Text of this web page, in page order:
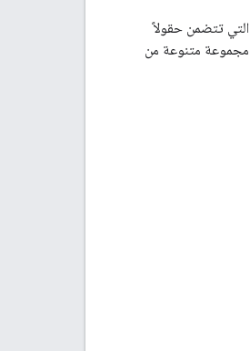
التي تتضمن حقولاً
مجموعة متنوعة من